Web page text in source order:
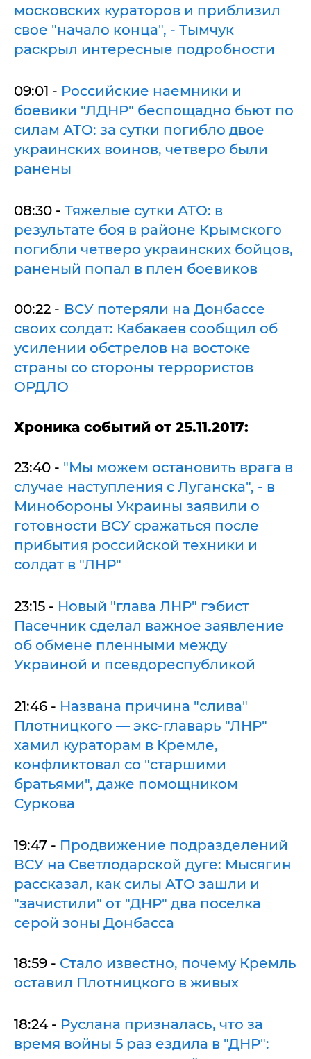
московских кураторов и приблизил
свое "начало конца", - Тымчук
раскрыл интересные подробности
09:01 - Российские наемники и
боевики "ЛДНР" беспощадно бьют по
силам АТО: за сутки погибло двое
украинских воинов, четверо были
ранены
08:30 - Тяжелые сутки АТО: в
результате боя в районе Крымского
погибли четверо украинских бойцов,
раненый попал в плен боевиков
00:22 - ВСУ потеряли на Донбассе
своих солдат: Кабакаев сообщил об
усилении обстрелов на востоке
страны со стороны террористов
ОРДЛО
Хроника событий от 25.11.2017:
23:40 - "Мы можем остановить врага в
случае наступления с Луганска", - в
Минобороны Украины заявили о
готовности ВСУ сражаться после
прибытия российской техники и
солдат в "ЛНР"
23:15 - Новый "глава ЛНР" гэбист
Пасечник сделал важное заявление
об обмене пленными между
Украиной и псевдореспубликой
21:46 - Названа причина "слива"
Плотницкого — экс-главарь "ЛНР"
хамил кураторам в Кремле,
конфликтовал со "старшими
братьями", даже помощником
Суркова
19:47 - Продвижение подразделений
ВСУ на Светлодарской дуге: Мысягин
рассказал, как силы АТО зашли и
"зачистили" от "ДНР" два поселка
серой зоны Донбасса
18:59 - Стало известно, почему Кремль
оставил Плотницкого в живых
18:24 - Руслана призналась, что за
время войны 5 раз ездила в "ДНР":